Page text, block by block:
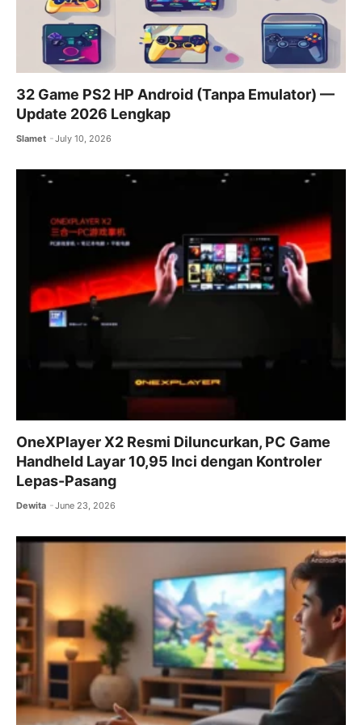
32 Game PS2 HP Android (Tanpa Emulator) —
Update 2026 Lengkap
Slamet July 10, 2026
OneXPlayer X2 Resmi Diluncurkan, PC Game
Handheld Layar 10,95 Inci dengan Kontroler
Lepas-Pasang
Dewita June 23, 2026